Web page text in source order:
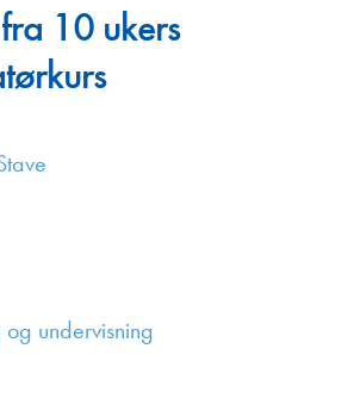
10 ukers
og undervisning